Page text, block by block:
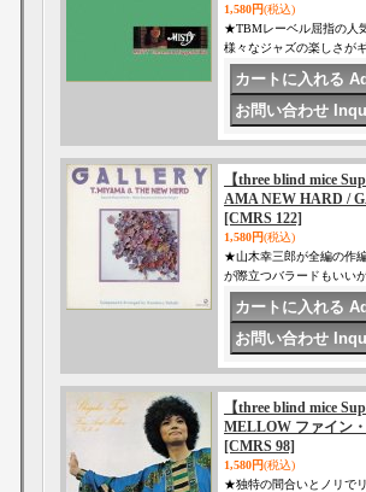
1,580円(税込)
★TBMレーベル屈指の人
様々なジャズの楽しさが
【three blind mice
AMA NEW HARD /
[CMRS 122]
1,580円(税込)
★山木幸三郎が全編の作
が際立つバラードもいい
【three blind mice
MELLOW ファイン
[CMRS 98]
1,580円(税込)
★独特の間合いとノリで